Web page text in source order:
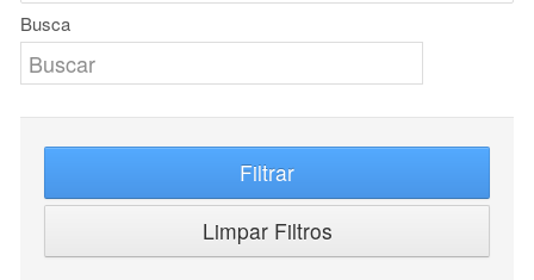
Busca
Filtrar
Limpar Filtros